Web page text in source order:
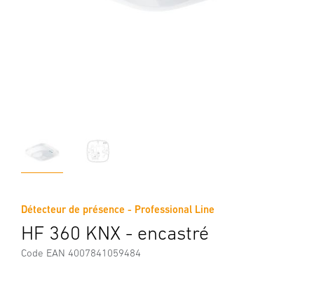
Détecteur de présence - Professional Line
HF 360 KNX - encastré
Code EAN 4007841059484